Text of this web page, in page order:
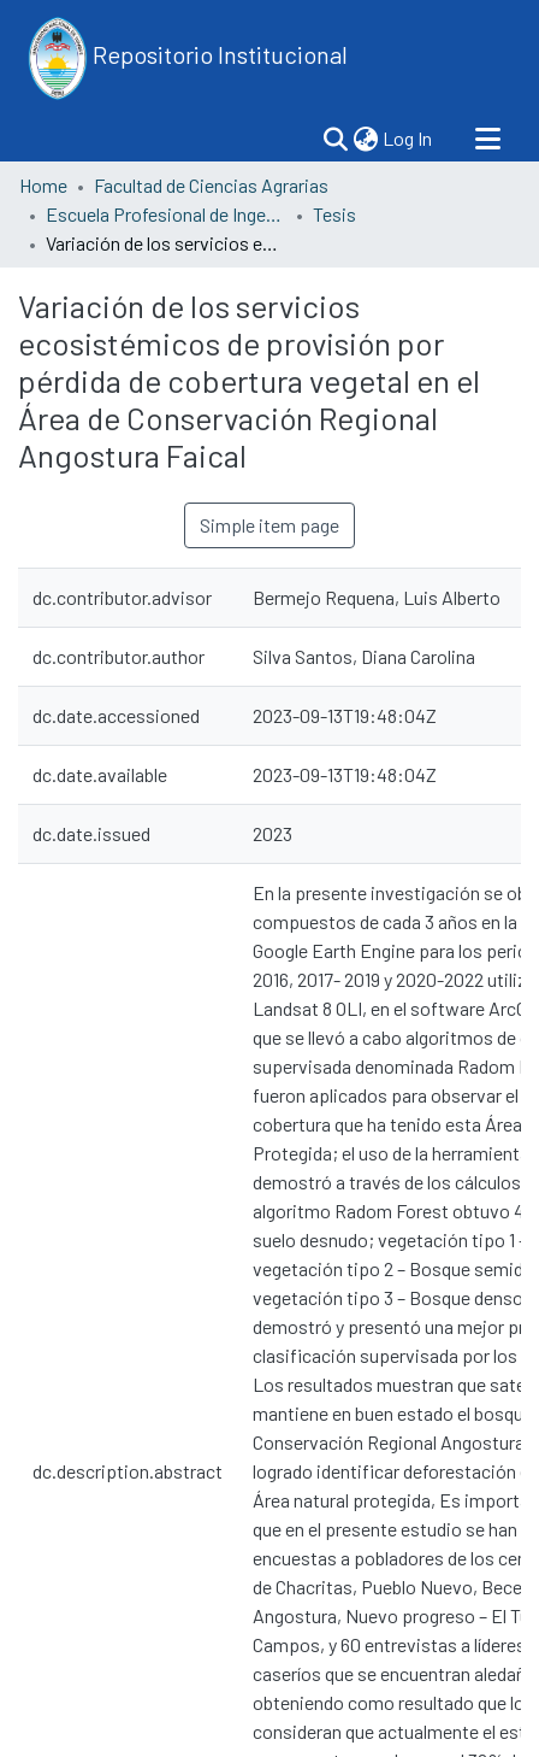
Repositorio Institucional
Log In (current)
Home
Facultad de Ciencias Agrarias
Escuela Profesional de Ingeniería Forestal y Medio Ambiente
Tesis
Variación de los servicios ecosistémicos de provisión por pérdida de cobertura vegetal en el Área de Conservación Regional Angostura Faical
Variación de los servicios
ecosistémicos de provisión por
pérdida de cobertura vegetal en el
Área de Conservación Regional
Angostura Faical
Simple item page
dc.contributor.advisor Bermejo Requena, Luis Alberto
dc.contributor.author Silva Santos, Diana Carolina
dc.date.accessioned 2023-09-13T19:48:04Z
dc.date.available 2023-09-13T19:48:04Z
dc.date.issued 2023
dc.description.abstract
En la presente investigación se
compuestos de cada 3 años en la
Google Earth Engine para los
2016, 2017- 2019 y 2020-2022
Landsat 8 OLI, en el software
que se llevó a cabo algoritmos de
supervisada denominada Radom
fueron aplicados para observar el
cobertura que ha tenido esta Área
Protegida; el uso de la herramienta
demostró a través de los cálculos
algoritmo Radom Forest obtuvo 4
suelo desnudo; vegetación tipo 1 –
vegetación tipo 2 – Bosque
vegetación tipo 3 – Bosque denso,
demostró y presentó una mejor
clasificación supervisada por los
Los resultados muestran que
mantiene en buen estado el bosque
Conservación Regional Angostura
logrado identificar deforestación
Área natural protegida, Es
que en el presente estudio se han
encuestas a pobladores de los
de Chacritas, Pueblo Nuevo,
Angostura, Nuevo progreso – El
Campos, y 60 entrevistas a líderes
caseríos que se encuentran
obteniendo como resultado que
consideran que actualmente el